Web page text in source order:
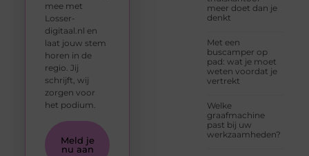
meer doet dan je
denkt
Met een
buscamper op
pad: wat je moet
weten voordat je
vertrekt
Welke
graafmachine
past bij uw
werkzaamheden?
mee met
Losser-
digitaal.nl en
laat jouw stem
horen in de
regio. Jij
schrijft, wij
zorgen voor
het podium.
Meld je
nu aan